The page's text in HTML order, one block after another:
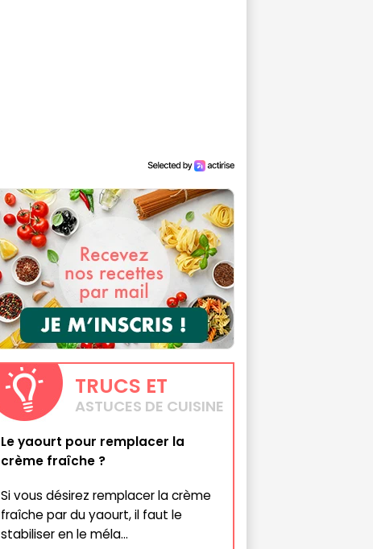
TRUCS ET
ASTUCES DE CUISINE
Le yaourt pour remplacer la
crème fraîche ?
Si vous désirez remplacer la crème
fraîche par du yaourt, il faut le
stabiliser en le méla...